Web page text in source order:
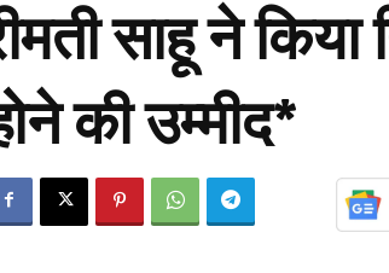
साहू ने किया
की उम्मीद*